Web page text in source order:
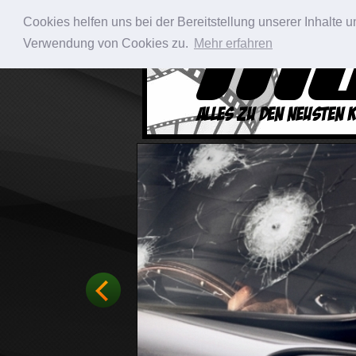
Cookies helfen uns bei der Bereitstellung unserer Inhalte
Verwendung von Cookies zu. Mehr erfahren